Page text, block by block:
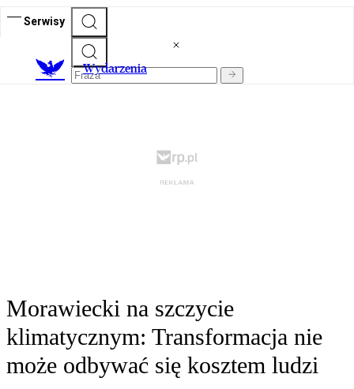
Serwisy
Wydarzenia
Morawiecki na szczycie
klimatycznym: Transformacja nie
może odbywać się kosztem ludzi